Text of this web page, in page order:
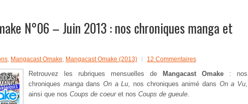
N°06 – Juin 2013 : nos chroniques manga et
, Mangacast Omake, Mangacast Omake (2013) 12 Commentaires
Retrouvez les rubriques mensuelles de Mangacast Omake : nos
chroniques mangadansOn a Lu, nos chroniques animé dans On a Vu,
ainsi que nos Coups de coeuret nos Coups de gueule.